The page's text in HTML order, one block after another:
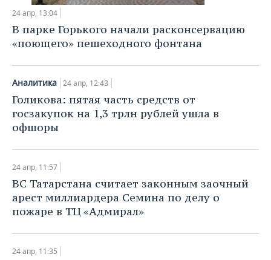
24 апр, 13:04
В парке Горького начали расконсервацию
«поющего» пешеходного фонтана
Аналитика 24 апр, 12:43
Голикова: пятая часть средств от
госзакупок на 1,3 трлн рублей ушла в
офшоры
24 апр, 11:57
ВС Татарстана считает законным заочный
арест миллиардера Семина по делу о
пожаре в ТЦ «Адмирал»
24 апр, 11:35